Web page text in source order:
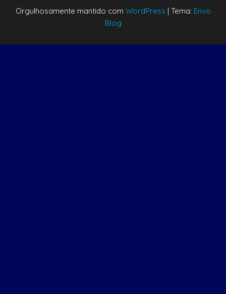
Orgulhosamente mantido com WordPress | Tema: Envo
Blog